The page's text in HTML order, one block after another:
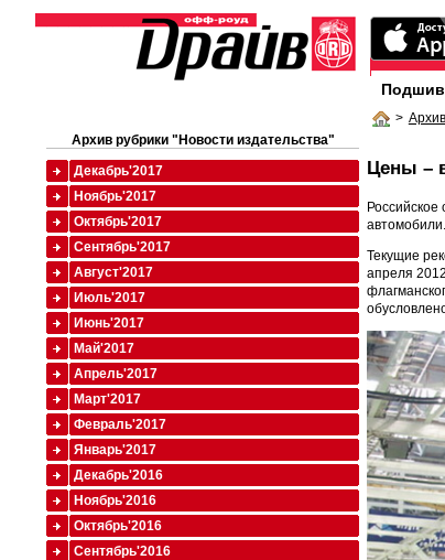
>
Цены –
автомобили.
Текущие
апреля
Архив рубрики "Новости издательства"
Декабрь'2017
Ноябрь'2017
Октябрь'2017
Сентябрь'2017
Август'2017
Июль'2017
Июнь'2017
Май'2017
Апрель'2017
Март'2017
Февраль'2017
Январь'2017
Декабрь'2016
Ноябрь'2016
Октябрь'2016
Сентябрь'2016